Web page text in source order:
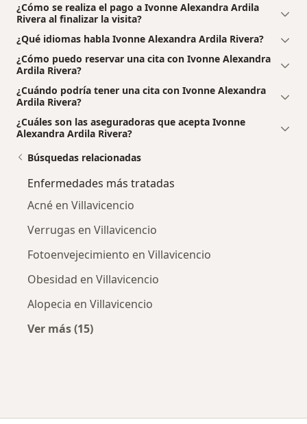
¿Cómo se realiza el pago a Ivonne Alexandra Ardila
Rivera al finalizar la visita?
¿Qué idiomas habla Ivonne Alexandra Ardila Rivera?
¿Cómo puedo reservar una cita con Ivonne Alexandra
Ardila Rivera?
¿Cuándo podría tener una cita con Ivonne Alexandra
Ardila Rivera?
¿Cuáles son las aseguradoras que acepta Ivonne
Alexandra Ardila Rivera?
Búsquedas relacionadas
Enfermedades más tratadas
Acné en Villavicencio
Verrugas en Villavicencio
Fotoenvejecimiento en Villavicencio
Obesidad en Villavicencio
Alopecia en Villavicencio
Ver más (15)